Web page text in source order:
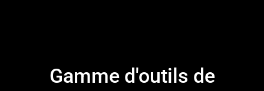
Gamme d'outils de